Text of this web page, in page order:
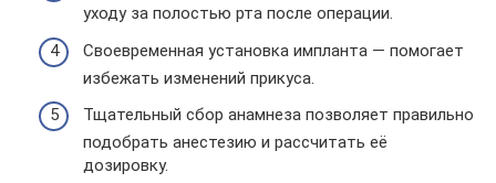
уходу за полостью рта после операции.
Своевременная установка импланта — помогает
избежать изменений прикуса.
Тщательный сбор анамнеза позволяет правильно
подобрать анестезию и рассчитать её
дозировку.